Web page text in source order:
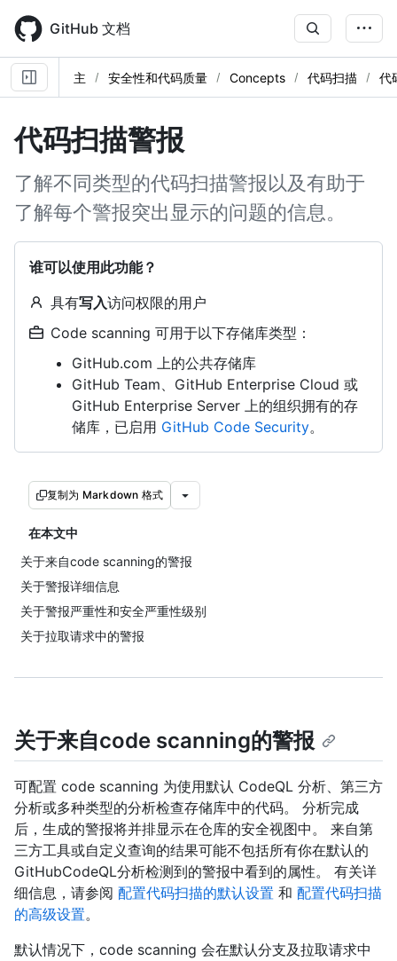
main
content
GitHub 文档
主 安全性和代码质量 Concepts 代码扫描 代
代码扫描警报
了解不同类型的代码扫描警报以及有助于
了解每个警报突出显示的问题的信息。
谁可以使用此功能？
具有写入访问权限的用户
Code scanning 可用于以下存储库类型：
GitHub.com 上的公共存储库
GitHub Team、GitHub Enterprise Cloud 或
GitHub Enterprise Server 上的组织拥有的存
储库，已启用 GitHub Code Security。
复制为 Markdown 格式
在本文中
关于来自code scanning的警报
关于警报详细信息
关于警报严重性和安全严重性级别
关于拉取请求中的警报
关于来自code scanning的警报
可配置 code scanning 为使用默认 CodeQL 分析、第三方
分析或多种类型的分析检查存储库中的代码。 分析完成
后，生成的警报将并排显示在仓库的安全视图中。 来自第
三方工具或自定义查询的结果可能不包括所有你在默认的
GitHubCodeQL分析检测到的警报中看到的属性。 有关详
细信息，请参阅 配置代码扫描的默认设置 和 配置代码扫描
的高级设置。
默认情况下，code scanning 会在默认分支及拉取请求中